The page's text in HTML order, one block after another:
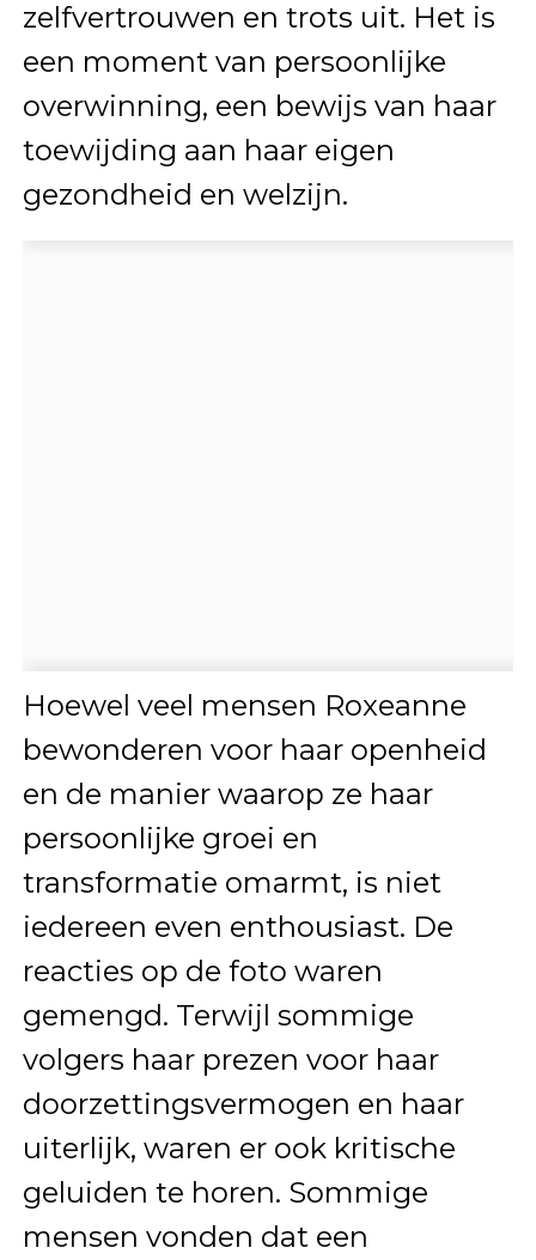
zelfvertrouwen en trots uit. Het is
een moment van persoonlijke
overwinning, een bewijs van haar
toewijding aan haar eigen
gezondheid en welzijn.
Hoewel veel mensen Roxeanne
bewonderen voor haar openheid
en de manier waarop ze haar
persoonlijke groei en
transformatie omarmt, is niet
iedereen even enthousiast. De
reacties op de foto waren
gemengd. Terwijl sommige
volgers haar prezen voor haar
doorzettingsvermogen en haar
uiterlijk, waren er ook kritische
geluiden te horen. Sommige
mensen vonden dat een